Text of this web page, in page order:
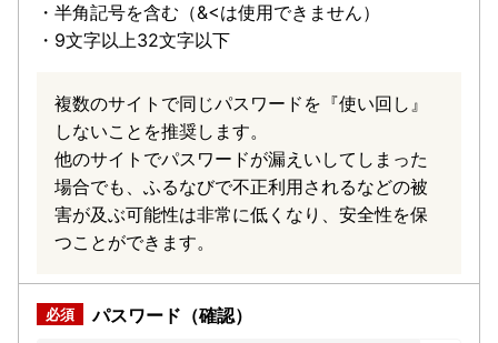
・半角記号を含む（&<は使用できません）
・9文字以上32文字以下
複数のサイトで同じパスワードを『使い回し』
しないことを推奨します。
他のサイトでパスワードが漏えいしてしまった
場合でも、ふるなびで不正利用されるなどの被
害が及ぶ可能性は非常に低くなり、安全性を保
つことができます。
パスワード（確認）